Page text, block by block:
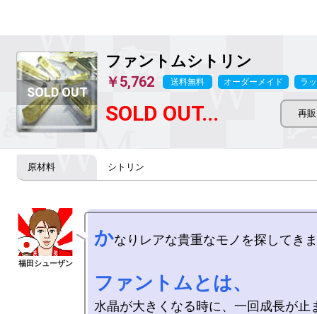
ファントムシトリン
￥5,762 送料無料 オーダーメイド ラ
SOLD OUT...
シトリン
かなりレアな貴重なモノを探してき
ファントムとは、
水晶が大きくなる時に、一回成長が止